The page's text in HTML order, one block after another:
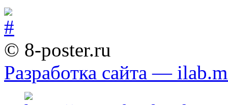
© 8-poster.ru
Разработка сайта —